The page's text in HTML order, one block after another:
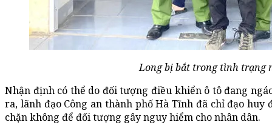
Long bị bắt trong tình trạng
Nhận định có thể do đối tượng điều khiển ô tô đang
ra, lãnh đạo Công an thành phố Hà Tĩnh đã chỉ đạo
chặn không để đối tượng gây nguy hiểm cho nhân dân.